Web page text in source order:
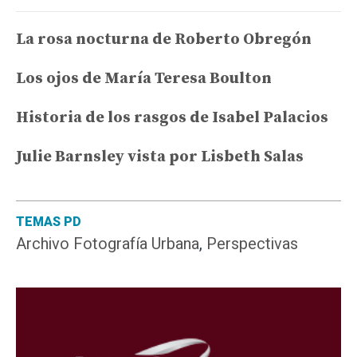
TEMAS PD
Archivo Fotografía Urbana, Perspectivas
La rosa nocturna de Roberto Obregón
Los ojos de María Teresa Boulton
Historia de los rasgos de Isabel Palacios
Julie Barnsley vista por Lisbeth Salas